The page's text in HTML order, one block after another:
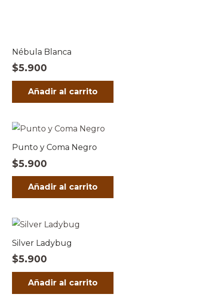
Nébula Blanca
$5.900
Añadir al carrito
Punto y Coma Negro
$5.900
Añadir al carrito
Silver Ladybug
$5.900
Añadir al carrito